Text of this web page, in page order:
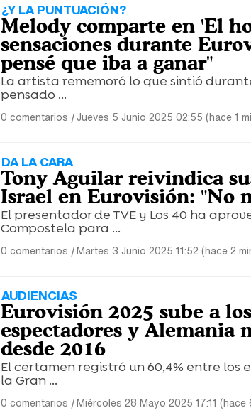
¿Y LA PUNTUACIÓN?
Melody comparte en 'El
sensaciones durante
pensé que iba a ganar"
La artista rememoró lo que sintió
pensado ...
0 comentarios |Jueves 5 Junio 2025 02:55 (hace 1
DA LA CARA
Tony Aguilar reivindica
Israel en Eurovisión: "No
El presentador de TVE y Los 40 ha
Compostela para ...
0 comentarios |Martes 3 Junio 2025 11:52 (hace 2
AUDIENCIAS
Eurovisión 2025 sube a
espectadores y Alemania
desde 2016
El certamen registró un 60,4% entre los
la Gran ...
0 comentarios |Miércoles 28 Mayo 2025 17:11 (hace